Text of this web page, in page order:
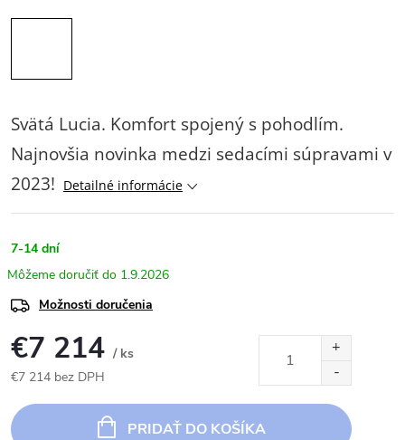
Svätá Lucia. Komfort spojený s pohodlím.
Najnovšia novinka medzi sedacími súpravami v
2023! Detailné informácie
7-14 dní
1.9.2026
Možnosti doručenia
€7 214 / ks
€7 214 bez DPH
cena:
PRIDAŤ DO KOŠÍKA